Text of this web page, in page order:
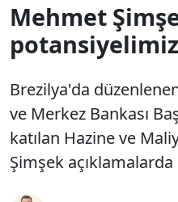
Mehmet
Brezilya'da
ve Merkez Bankası
katılan Hazine ve
Şimşek